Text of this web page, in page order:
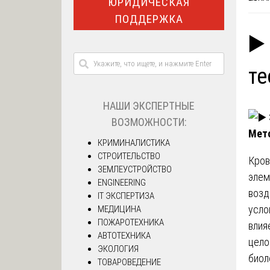
▶️
ПОДДЕРЖКА
НАШИ ЭКСПЕРТНЫЕ
ВОЗМОЖНОСТИ:
КРИМИНАЛИСТИКА
СТРОИТЕЛЬСТВО
ЗЕМЛЕУСТРОЙСТВО
ENGINEERING
IT ЭКСПЕРТИЗА
МЕДИЦИНА
ПОЖАРОТЕХНИКА
АВТОТЕХНИКА
ЭКОЛОГИЯ
ТОВАРОВЕДЕНИЕ